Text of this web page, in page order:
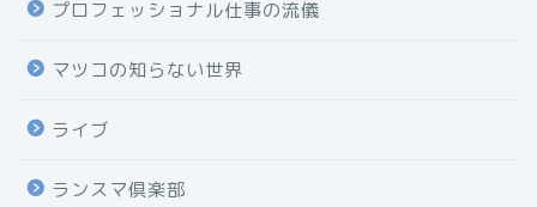
プロフェッショナル仕事の流儀
マツコの知らない世界
ライブ
ランスマ倶楽部